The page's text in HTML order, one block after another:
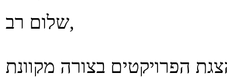
שלום רב,
הפרויקטים בצורה מקוונת